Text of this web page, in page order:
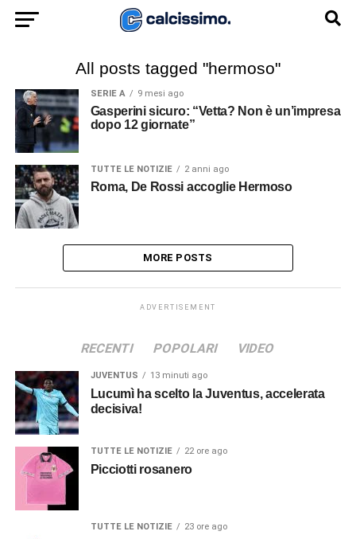
All posts tagged "hermoso"
SERIE A 9 mesi ago
Gasperini sicuro: “Vetta? Non è un’impresa
dopo 12 giornate”
TUTTE LE NOTIZIE 2 anni ago
Roma, De Rossi accoglie Hermoso
MORE POSTS
ADVERTISEMENT
RECENTI POPOLARI VIDEO
JUVENTUS 13 minuti ago
Lucumì ha scelto la Juventus, accelerata
decisiva!
TUTTE LE NOTIZIE 22 ore ago
Picciotti rosanero
TUTTE LE NOTIZIE 23 ore ago